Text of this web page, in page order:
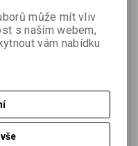
2 baterií
číslo:
Kč (bez DPH)
může mít vliv
s naším webem,
vám nabídku